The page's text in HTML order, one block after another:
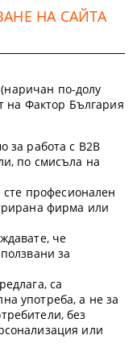
НА САЙТА
по-долу
на Фактор България
за работа с B2B
по смисъла на
сте професионален
фирма или
че
за
са
употреба, а не за
без
или